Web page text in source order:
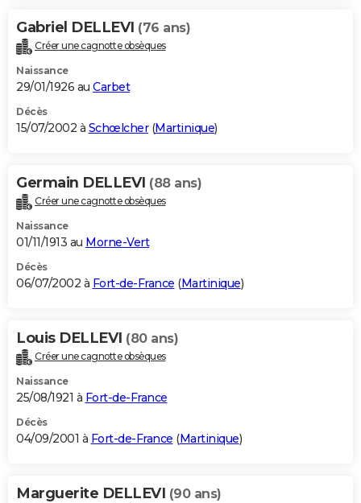
Gabriel DELLEVI (76 ans)
Créer une cagnotte obsèques
Naissance
29/01/1926 au Carbet
Décès
15/07/2002 à Schœlcher(Martinique)
Germain DELLEVI (88 ans)
Créer une cagnotte obsèques
Naissance
01/11/1913 au Morne-Vert
Décès
06/07/2002 à Fort-de-France (Martinique)
Louis DELLEVI (80 ans)
Créer une cagnotte obsèques
Naissance
25/08/1921 à Fort-de-France
Décès
04/09/2001 à Fort-de-France (Martinique)
Marguerite DELLEVI (90 ans)